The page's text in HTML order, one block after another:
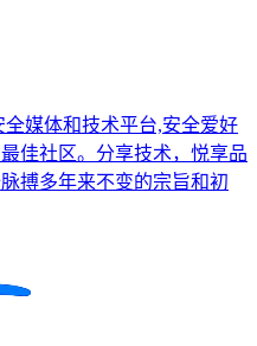
媒体和技术平台,安全爱好
佳社区。分享技术，悦享品
搏多年来不变的宗旨和初